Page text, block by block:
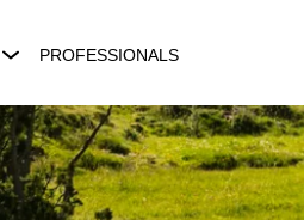
PROFESSIONALS